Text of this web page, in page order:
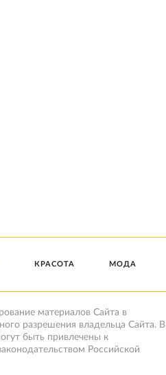
КРАСОТА МОДА
материалов Сайта в
разрешения владельца Сайта. В
быть привлечены к
Российской